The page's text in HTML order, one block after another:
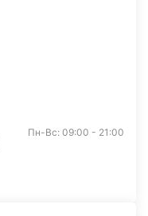
Пн-Вс: 09:00 - 21:00